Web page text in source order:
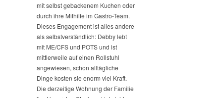
mit selbst gebackenem Kuchen oder
durch ihre Mithilfe im Gastro-Team.
Dieses Engagement ist alles andere
als selbstverständlich: Debby lebt
mit ME/CFS und POTS und ist
mittlerweile auf einen Rollstuhl
angewiesen, schon alltägliche
Dinge kosten sie enorm viel Kraft.
Die derzeitige Wohnung der Familie